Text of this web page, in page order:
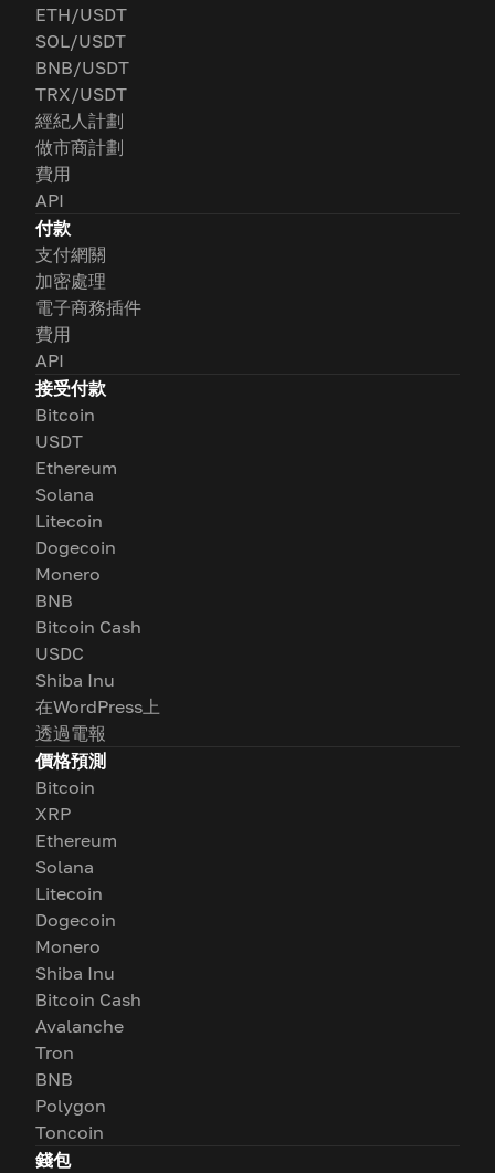
ETH/USDT
SOL/USDT
BNB/USDT
TRX/USDT
經紀人計劃
做市商計劃
費用
API
付款
支付網關
加密處理
電子商務插件
費用
API
接受付款
Bitcoin
USDT
Ethereum
Solana
Litecoin
Dogecoin
Monero
BNB
Bitcoin Cash
USDC
Shiba Inu
在WordPress上
透過電報
價格預測
Bitcoin
XRP
Ethereum
Solana
Litecoin
Dogecoin
Monero
Shiba Inu
Bitcoin Cash
Avalanche
Tron
BNB
Polygon
Toncoin
錢包